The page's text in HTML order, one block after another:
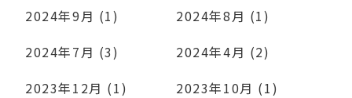
2024年9月 (1)
2024年8月 (1)
2024年7月 (3)
2024年4月 (2)
2023年12月 (1)
2023年10月 (1)